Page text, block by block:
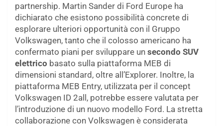
partnership. Martin Sander di Ford Europe ha
dichiarato che esistono possibilità concrete di
esplorare ulteriori opportunità con il Gruppo
Volkswagen, tanto che il colosso americano ha
confermato piani per sviluppare un secondo SUV
elettrico basato sulla piattaforma MEB di
dimensioni standard, oltre all’Explorer. Inoltre, la
piattaforma MEB Entry, utilizzata per il concept
Volkswagen ID 2all, potrebbe essere valutata per
l’introduzione di un nuovo modello Ford. La stretta
collaborazione con Volkswagen è considerata